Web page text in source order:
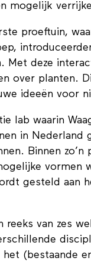
mogelijk
proeftuin,
Met deze
over planten.
ideeën voor
lab waarin
in Nederland
Binnen
vormen
gesteld aan
reeks van zes
(bestaande